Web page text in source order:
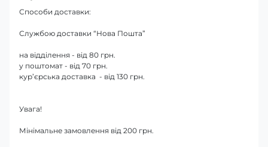
Способи доставки:
Службою доставки “Нова Пошта”
на відділення - від 80 грн.
у поштомат - від 70 грн.
кур’єрська доставка - від 130 грн.
Увага!
Мінімальне замовлення від 200 грн.